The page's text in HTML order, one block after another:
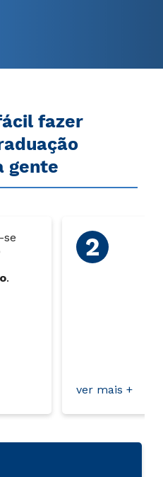
fazer
gente
se
.
ver mais +